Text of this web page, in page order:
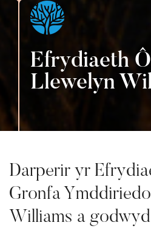
Efrydiaeth
Llewelyn
Darperir yr
Gronfa
Williams a